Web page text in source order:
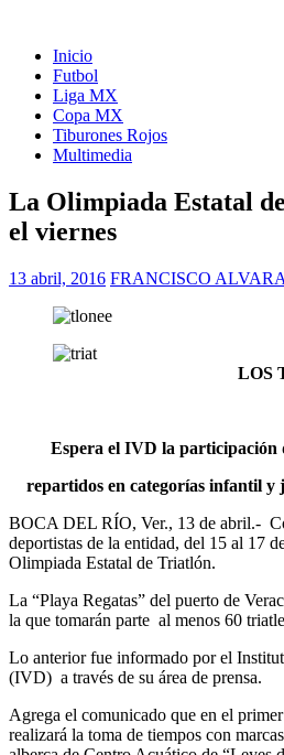
Inicio
Futbol
Liga MX
Copa MX
Tiburones Rojos
Multimedia
La Olimpiada Estatal
el viernes
13 abril, 2016 FRANCISCO
LOS TRIATLETAS
Espera el IVD la participación
repartidos en categorías infantil y
BOCA DEL RÍO, Ver., 13 de abril.-
deportistas de la entidad, del 15 al 17
Olimpiada Estatal de Triatlón.
La “Playa Regatas” del puerto de
la que tomarán parte al menos 60
Lo anterior fue informado por el
(IVD) a través de su área de prensa.
Agrega el comunicado que en el
realizará la toma de tiempos con